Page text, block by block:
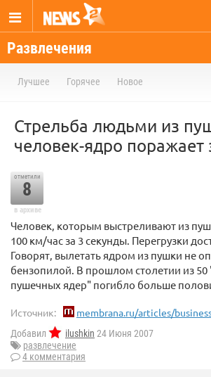
Развлечения
Лучшее Горячее Новое
Стрельба людьми из
человек-ядро поражает
отметили
8
в архиве
Человек, которым выстреливают из
100 км/час за 3 секунды. Перегрузки
Говорят, вылетать ядром из пушки не
бензопилой. В прошлом столетии из 50
пушечных ядер" погибло больше
Источник: membrana.ru/articles/
Добавил ilushkin 24 Июня 2007
развлечение
4 комментария